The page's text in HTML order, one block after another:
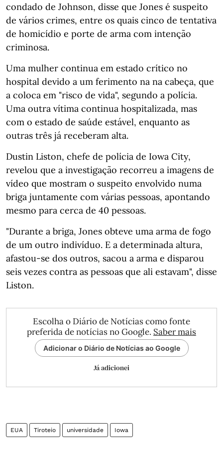
condado de Johnson, disse que Jones é suspeito
de vários crimes, entre os quais cinco de tentativa
de homicídio e porte de arma com intenção
criminosa.
Uma mulher continua em estado crítico no
hospital devido a um ferimento na na cabeça, que
a coloca em "risco de vida", segundo a polícia.
Uma outra vítima continua hospitalizada, mas
com o estado de saúde estável, enquanto as
outras três já receberam alta.
Dustin Liston, chefe de polícia de Iowa City,
revelou que a investigação recorreu a imagens de
vídeo que mostram o suspeito envolvido numa
briga juntamente com várias pessoas, apontando
mesmo para cerca de 40 pessoas.
"Durante a briga, Jones obteve uma arma de fogo
de um outro indivíduo. E a determinada altura,
afastou-se dos outros, sacou a arma e disparou
seis vezes contra as pessoas que ali estavam", disse
Liston.
Escolha o Diário de Notícias como fonte
preferida de notícias no Google. Saber mais
Adicionar o Diário de Notícias ao Google
Já adicionei
EUA Tiroteio universidade Iowa